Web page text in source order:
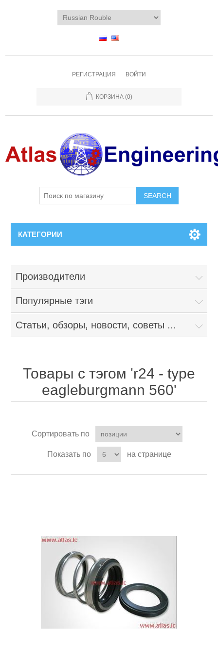
РЕГИСТРАЦИЯ ВОЙТИ
КОРЗИНА (0)
КАТЕГОРИИ
Производители
Популярные тэги
Статьи, обзоры, новости, советы ...
Товары с тэгом 'r24 - type
eagleburgmann 560'
Сортировать по
Показать по на странице